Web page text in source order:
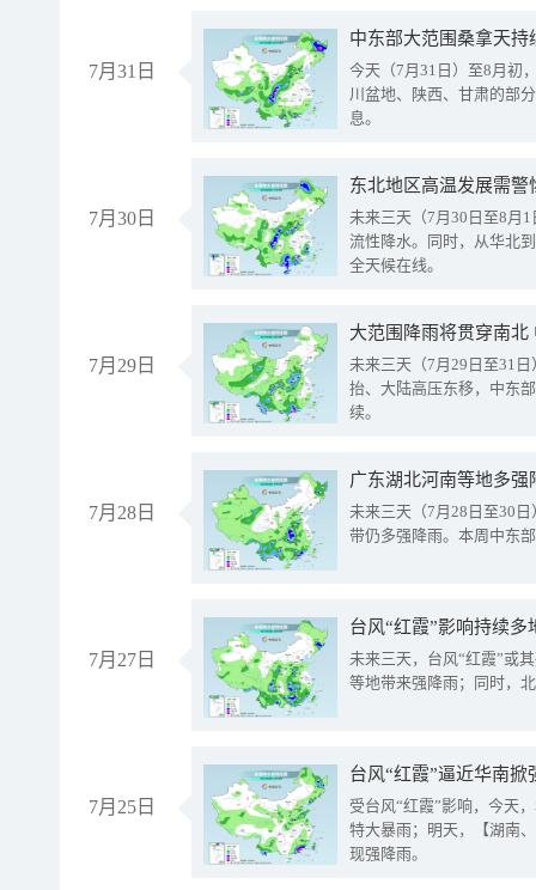
7月31日
中东部大范围桑拿天
今天（7月31日）至8月初
川盆地、陕西、甘肃的部
息。
7月30日
东北地区高温发展需
未来三天（7月30日至8月
流性降水。同时，从华北
全天候在线。
7月29日
大范围降雨将贯穿南
未来三天（7月29日至31
抬、大陆高压东移，中东
续。
7月28日
广东湖北河南等地多
未来三天（7月28日至30
带仍多强降雨。本周中东
7月27日
台风“红霞”影响持续
未来三天，台风“红霞”或
等地带来强降雨；同时，
7月25日
台风“红霞”逼近华南
受台风“红霞”影响，今天
特大暴雨；明天，【湖南
现强降雨。